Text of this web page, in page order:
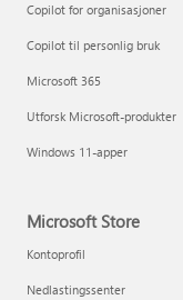
Copilot for organisasjoner
Copilot til personlig bruk
Microsoft 365
Utforsk Microsoft-produkter
Windows 11-apper
Microsoft Store
Kontoprofil
Nedlastingssenter